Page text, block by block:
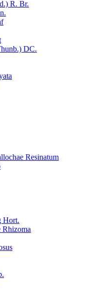
R. Br.
DC.
Resinatum
Hort.
Rhizoma